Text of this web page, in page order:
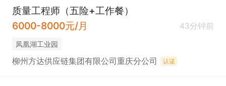
质量工程师（五险+工作餐）
6000-8000元/月
43分钟前
凤凰湖工业园
柳州方达供应链集团有限公司重庆分公司 认证